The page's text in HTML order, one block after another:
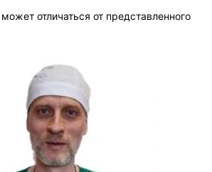
отличаться от представленного